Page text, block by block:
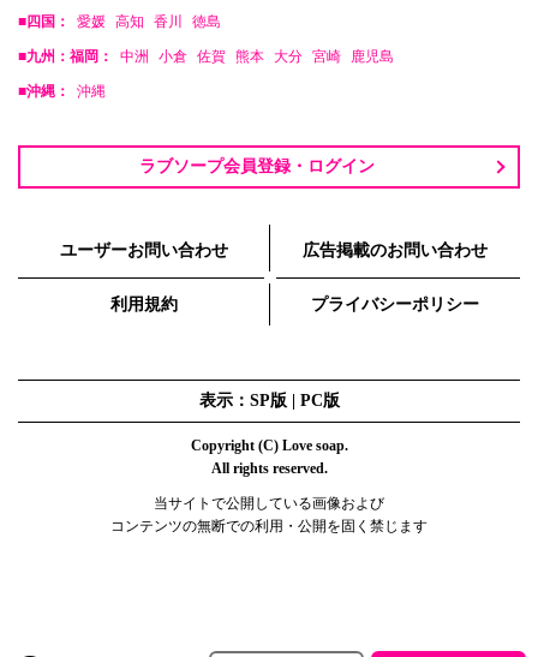
■四国： 愛媛 高知 香川 徳島
■九州：福岡： 中洲 小倉 佐賀 熊本 大分 宮崎 鹿児島
■沖縄： 沖縄
ラブソープ会員登録・ログイン
ユーザーお問い合わせ 広告掲載のお問い合わせ
利用規約 プライバシーポリシー
表示：SP版 | PC版
Copyright (C) Love soap.
All rights reserved.
当サイトで公開している画像および
コンテンツの無断での利用・公開を固く禁じます